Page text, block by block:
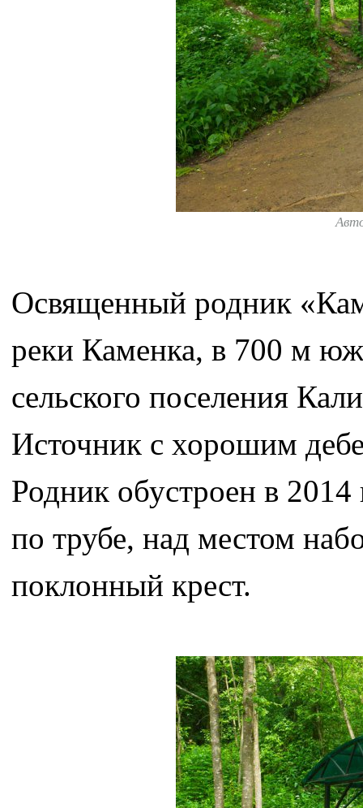
Освященный родник
реки Каменка, в 700 м
сельского поселения
Источник с хорошим
Родник обустроен в 2014
по трубе, над местом
поклонный крест.